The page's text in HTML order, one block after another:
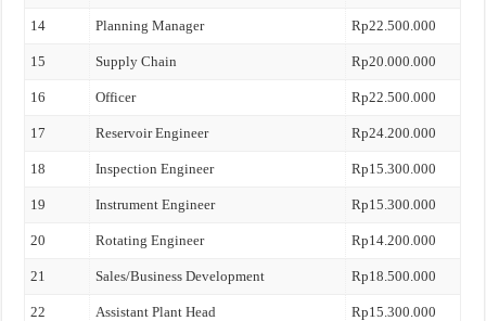
14 Planning Manager Rp22.500.000
15 Supply Chain Rp20.000.000
16 Officer Rp22.500.000
17 Reservoir Engineer Rp24.200.000
18 Inspection Engineer Rp15.300.000
19 Instrument Engineer Rp15.300.000
20 Rotating Engineer Rp14.200.000
21 Sales/Business Development Rp18.500.000
22 Assistant Plant Head Rp15.300.000